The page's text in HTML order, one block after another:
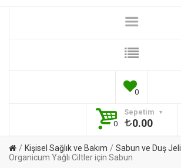
0
Sepetim
0
0.00
Kişisel Sağlık ve Bakım
Sabun ve Duş Jeli
Organicum Yağlı Ciltler için Sabun